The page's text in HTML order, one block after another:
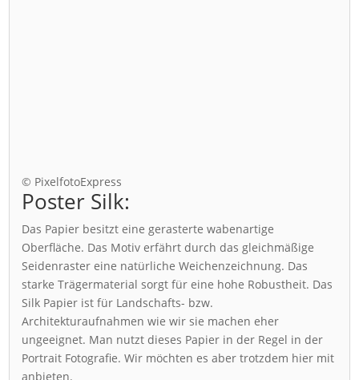
© PixelfotoExpress
Poster Silk:
Das Papier besitzt eine gerasterte wabenartige
Oberfläche. Das Motiv erfährt durch das gleichmäßige
Seidenraster eine natürliche Weichenzeichnung. Das
starke Trägermaterial sorgt für eine hohe Robustheit. Das
Silk Papier ist für Landschafts- bzw.
Architekturaufnahmen wie wir sie machen eher
ungeeignet. Man nutzt dieses Papier in der Regel in der
Portrait Fotografie. Wir möchten es aber trotzdem hier mit
anbieten.